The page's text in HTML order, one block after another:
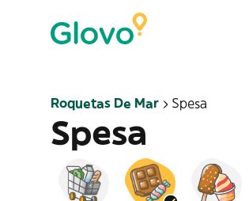
Roquetas De Mar Spesa
Spesa